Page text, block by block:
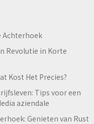
Achterhoek
Revolutie in Korte
Kost Het Precies?
Tips voor een
aziendale
Genieten van Rust